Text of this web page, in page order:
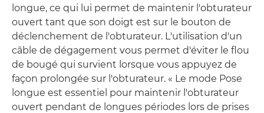
longue, ce qui lui permet de maintenir l'obturateur
ouvert tant que son doigt est sur le bouton de
déclenchement de l'obturateur. L'utilisation d'un
câble de dégagement vous permet d'éviter le flou
de bougé qui survient lorsque vous appuyez de
façon prolongée sur l'obturateur. « Le mode Pose
longue est essentiel pour maintenir l'obturateur
ouvert pendant de longues périodes lors de prises